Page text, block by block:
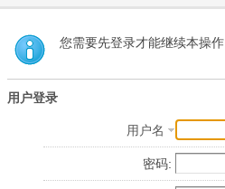
您需要先登录才能继续本操作
用户登录
用户名
密码: